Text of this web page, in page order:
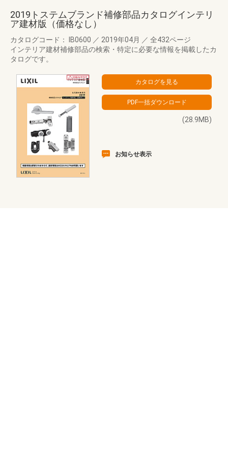
2019トステムブランド補修部品カタログインテリ
ア建材版（価格なし）
カタログコード： IB0600 ／ 2019年04月 ／ 全432ページ
インテリア建材補修部品の検索・特定に必要な情報を掲載したカ
タログです。
(28.9MB)
お知らせ表示